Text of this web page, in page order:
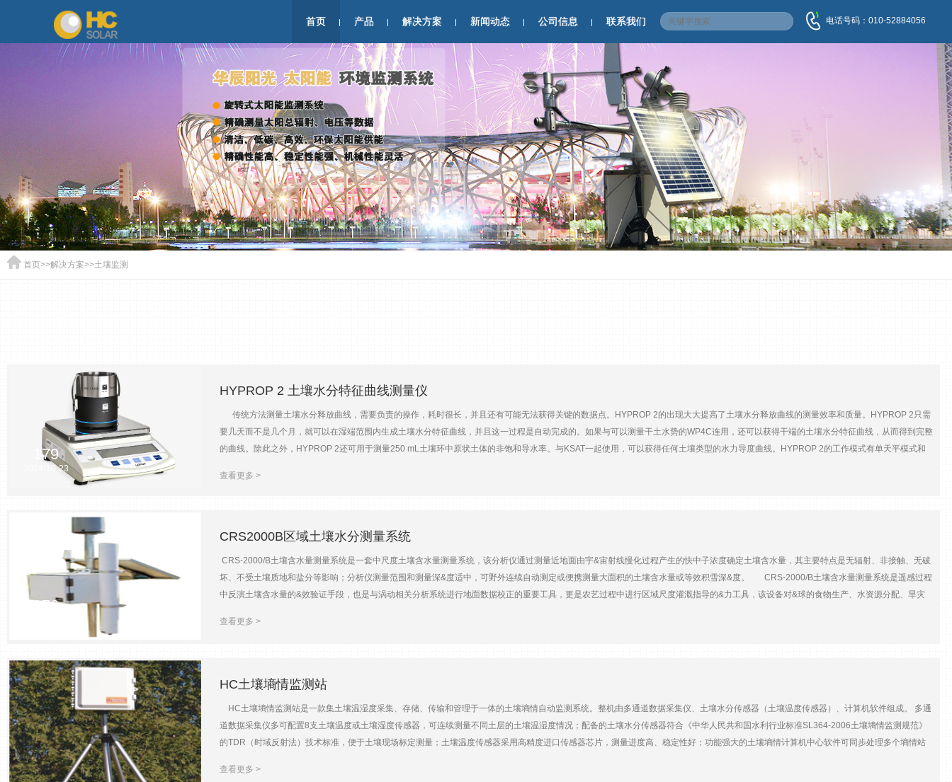
首页 产品 解决方案 新闻动态 公司信息 联系我们 电话号码：010-52884056
首页>>解决方案>>土壤监测
179
2024-10-23
HYPROP 2 土壤水分特征曲线测量仪
传统方法测量土壤水分释放曲线，需要负责的操作，耗时很长，并且还有可能无法获得关键的数据点。HYPROP 2的出现大大提高了土壤水分释放曲线的测量效率和质量。HYPROP 2只需
要几天而不是几个月，就可以在湿端范围内生成土壤水分特征曲线，并且这一过程是自动完成的。如果与可以测量干土水势的WP4C连用，还可以获得干端的土壤水分特征曲线，从而得到完整
的曲线。除此之外，HYPROP 2还可用于测量250 mL土壤环中原状土体的非饱和导水率。与KSAT一起使用，可以获得任何土壤类型的水力导度曲线。HYPROP 2的工作模式有单天平模式和
计算土壤含水量，并绘制随含水量变化的水势变化图。在0到-100 kPa范围内能获取超过100个数据点，更高的分辨率和更丰富的信息是传统方法不能相比的。主要特点√ 直接计算植物可利用
准确度1.5 hPa@ 0 ~820 hPa分辨率0.01 hPa张力计测量范围+3.0 hPa 到 -1000 hPa（延迟沸腾可达 -2400 hPa）传感器单元材质和尺寸POM，h=63mm，直径80mm完整技术指标测量范围
积：250 cm³ / 100 cm³ 测量间隔（默认）：10 min传感器单元数多天平模式：可连接20套天平和传感器单元，每个USB 扩展坞可连接10个传感器单元单天平模式：每个HYPROP USB适配器
可串行连接20个传感器单元供电电压：6 ~ 10 V DC电流：典型6 mA, ＜15 mA兼容操作系统：微软 Windows 10 及以上传感器单元材质：POM玻璃纤维增强聚酰胺尺寸：高度63 mm，直径
80 mm张力计杆身陶瓷杯：Al2O3烧结矿，起泡点> 200 kPa，直径5 mm杆身材质：丙烯酸玻璃；直径5mm总长度：短杆31 mm；长杆56 mm聚氨酯连接管：外径 6mm，内径 4 mm，长度
0.3 m防护级别：Housing with covered plug：IP65 防溅水耐化学性：pH：pH3 ~ pH10工作温度：10 ~30 ℃需额外测量的参数：干土重，张力计杆的进气值LABROS天平连接电脑接口：
查看更多 >
176
CRS2000B区域土壤水分测量系统
CRS-2000/B土壤含水量测量系统是一套中尺度土壤含水量测量系统，该分析仪通过测量近地面由宇&宙射线慢化过程产生的快中子浓度确定土壤含水量，其主要特点是无辐射、非接触、无破
坏、不受土壤质地和盐分等影响；分析仪测量范围和测量深&度适中，可野外连续自动测定或便携测量大面积的土壤含水量或等效积雪深&度。 CRS-2000/B土壤含水量测量系统是遥感过程
中反演土壤含水量的&效验证手段，也是与涡动相关分析系统进行地面数据校正的重要工具，更是农艺过程中进行区域尺度灌溉指导的&力工具，该设备对&球的食物生产、水资源分配、旱灾
子（质子）发生弹性碰撞而改变方向，并失去部分&量，逐渐慢化为快中子；快中子持续与氢原子（质子）发生弹性碰撞，慢化为慢中子，直至转化为热&。但是，并非所&的快速中子被慢化
度满足土壤含水量的区域尺度测试需要。主要特点&越的宇&宙射线方法非插入式、非接触式测量空间尺度覆盖大对土壤盐度、密度、质地和表面粗糙度不敏感极小的电力需要，可太阳&驱动
据存储：内部SD卡，外部可更换SD卡数据接口：USB，RS232 系统组成：中子探测器、数据采集器、大气压、湿度和温度传感器、太阳&供电系统、安装支架、机箱、GSM或无线网络传输
模块等；也可增加降雨量、TDR土壤含水量等传感器。
查看更多 >
HC土壤墒情监测站
HC土壤墒情监测站是一款集土壤温湿度采集、存储、传输和管理于一体的土壤墒情自动监测系统。整机由多通道数据采集仪、土壤水分传感器（土壤温度传感器）、计算机软件组成。 多通
道数据采集仪多可配置8支土壤温度或土壤湿度传感器，可连续测量不同土层的土壤温湿度情况；配备的土壤水分传感器符合《中华人民共和国水利行业标准SL364-2006土壤墒情监测规范》
的TDR（时域反射法）技术标准，便于土壤现场标定测量；土壤温度传感器采用高精度进口传感器芯片，测量进度高、稳定性好；功能强大的土壤墒情计算机中心软件可同步处理多个墒情站
储； • 支持多种通讯方式（有线、无线），易于组网； • 多种供电方式（交流、直流、太阳能）可供选择； • 专业化计算机软件，配备有强大的数据存储、分析、报表、曲线等功
查看更多 >